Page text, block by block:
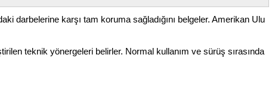
darbelerine karşı tam koruma sağladığını belgeler. Amerikan Ulu
teknik yönergeleri belirler. Normal kullanım ve sürüş sırasında